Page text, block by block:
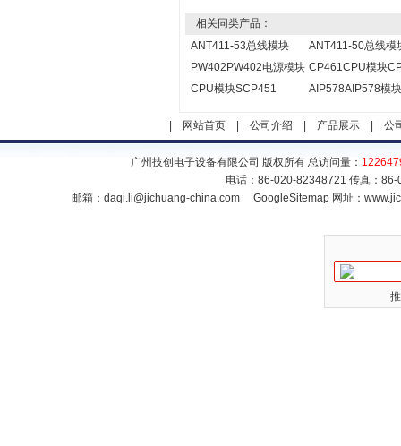
相关同类产品：
ANT411-53总线模块
ANT411-50总线模
PW402PW402电源模块 CP461CPU模块
CPU模块SCP451
AIP578AIP578模块
网站首页| 公司介绍 产品展示| 公
广州技创电子设备有限公司 版权所有 总访问量：
电话：86-020-82348721 传真：
邮箱： daqi.li@jichuang-china.com GoogleSitemap 网址：